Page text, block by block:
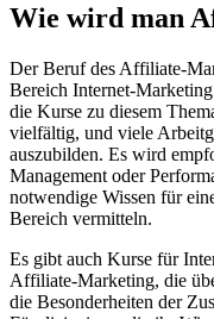
Wie wird man
Der Beruf des Affiliate-
Bereich Internet-
die Kurse zu diesem
vielfältig, und viele
auszubilden. Es wird
Management oder
notwendige Wissen für
Bereich vermitteln.
Es gibt auch Kurse für
Affiliate-Marketing, die
die Besonderheiten der